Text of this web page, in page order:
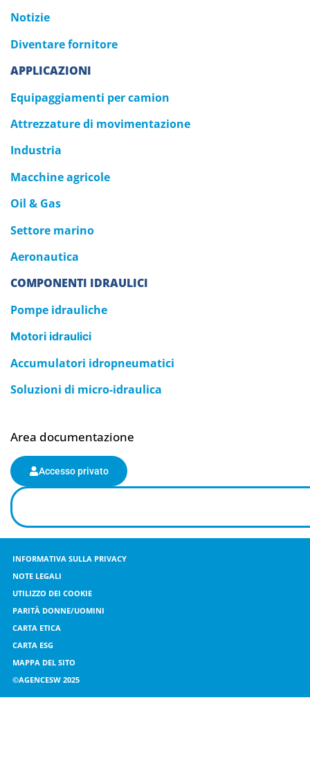
Notizie
Diventare fornitore
APPLICAZIONI
Equipaggiamenti per camion
Attrezzature di movimentazione
Industria
Macchine agricole
Oil & Gas
Settore marino
Aeronautica
COMPONENTI IDRAULICI
Pompe idrauliche
Motori idraulici
Accumulatori idropneumatici
Soluzioni di micro-idraulica
Area documentazione
Accesso privato
INFORMATIVA SULLA PRIVACY
NOTE LEGALI
UTILIZZO DEI COOKIE
PARITÀ DONNE/UOMINI
CARTA ETICA
CARTA ESG
MAPPA DEL SITO
©AGENCESW 2025